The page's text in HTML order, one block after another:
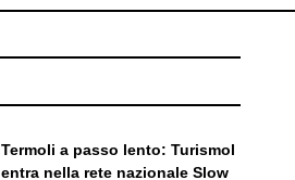
Termoli a passo lento: Turismol
entra nella rete nazionale Slow